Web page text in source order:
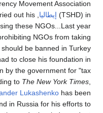
Movement Association
(TSHD) in إيطاليا out his
these NGOs...Last year
NGOs from taking
be banned in Turkey
to close his foundation in
by the government for "tax
to The New York Times
Lukashenko has been
in Russia for his efforts to